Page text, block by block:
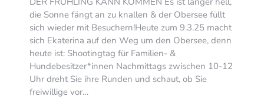
die Sonne fängt an zu knallen & der Obersee füllt
sich wieder mit Besuchern!Heute zum 9.3.25 macht
sich Ekaterina auf den Weg um den Obersee, denn
heute ist: Shootingtag für Familien- &
Hundebesitzer*innen Nachmittags zwischen 10-12
Uhr dreht Sie ihre Runden und schaut, ob Sie
freiwillige vor…